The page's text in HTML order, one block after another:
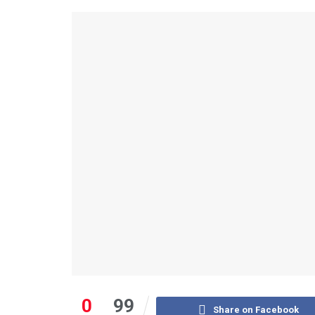
0 99 Share on Facebook